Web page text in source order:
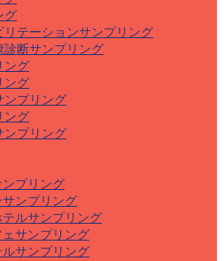
グ
リテーションサンプリング
診断サンプリング
ング
ング
ンプリング
ング
ンプリング
プリング
サンプリング
ルサンプリング
ェサンプリング
サンプリング